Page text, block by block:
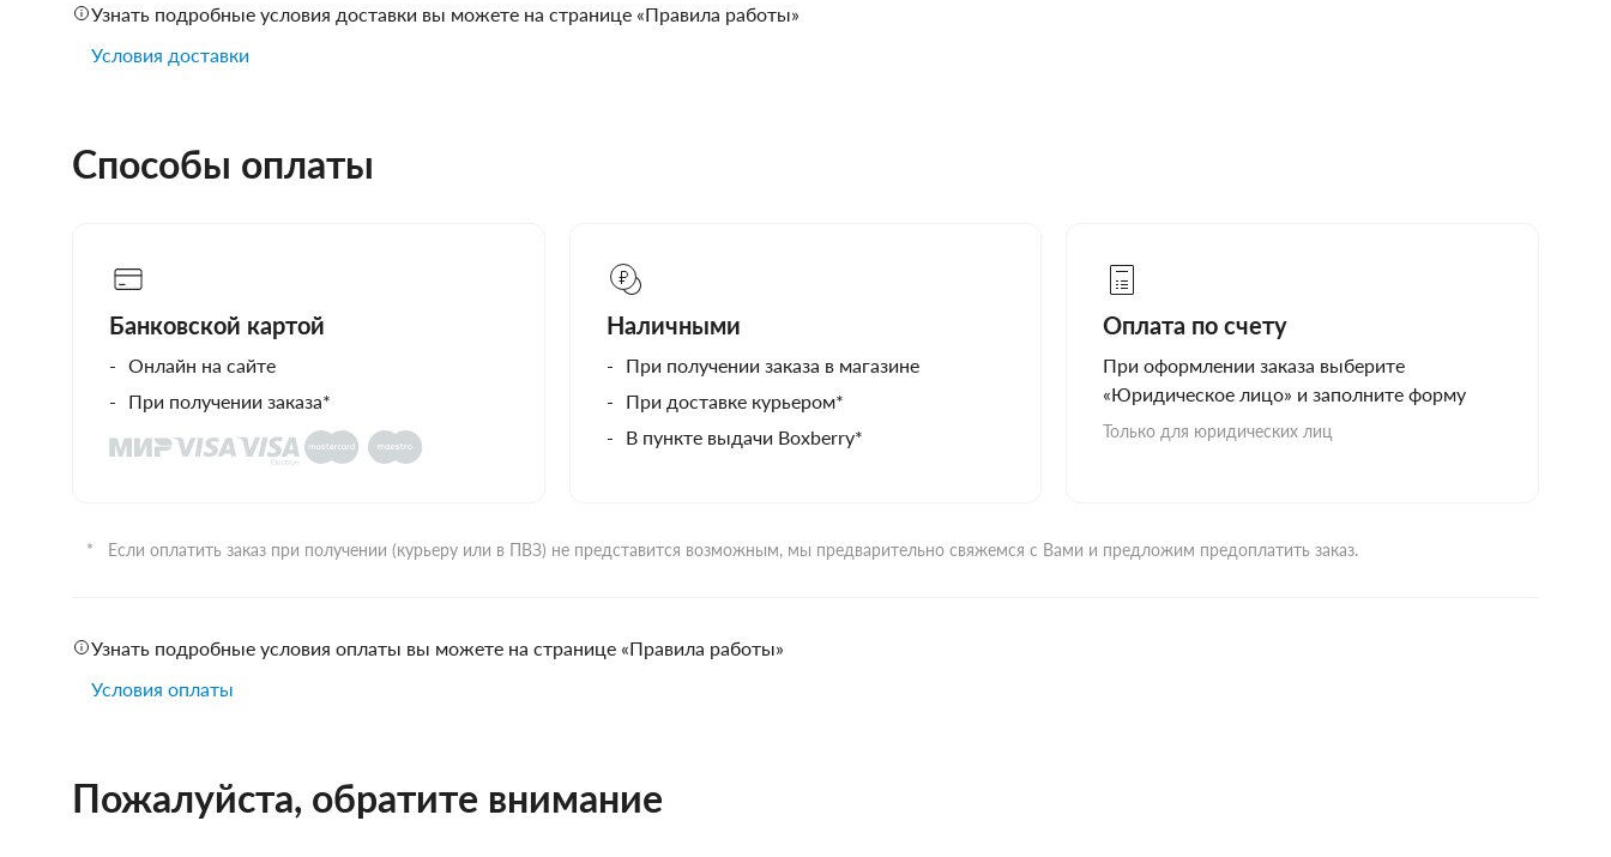
Узнать подробные условия доставки вы можете на странице «Правила работы»
Условия доставки
Способы оплаты
Банковской картой
Онлайн на сайте
При получении заказа*
Наличными
При получении заказа в магазине
При доставке курьером*
В пункте выдачи Boxberry*
Оплата по счету
При оформлении заказа выберите
«Юридическое лицо» и заполните форму
Только для юридических лиц
Если оплатить заказ при получении (курьеру или в ПВЗ) не представится возможным, мы предварительно свяжемся с Вами и предложим предоплатить заказ.
Узнать подробные условия оплаты вы можете на странице «Правила работы»
Условия оплаты
Пожалуйста, обратите внимание